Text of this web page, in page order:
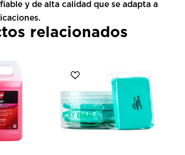
y de alta calidad que se adapta a
relacionados